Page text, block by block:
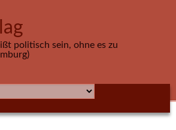
politisch sein, ohne es zu